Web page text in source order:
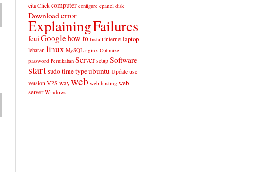
cita Click computer configure cpanel disk
Downloaderror
ExplainingFailures
feuiGooglehow to Install internet laptop
lebaran linux MySQL nginx Optimize
password Pernikahan Server setup Software
startsudotimetypeubuntu Update use
version VPS way web web hosting web
server Windows